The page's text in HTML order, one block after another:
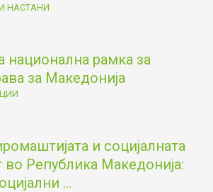
НАСТАНИ
национална рамка за
за Македонија
и социјалната
во Република Македонија:
...